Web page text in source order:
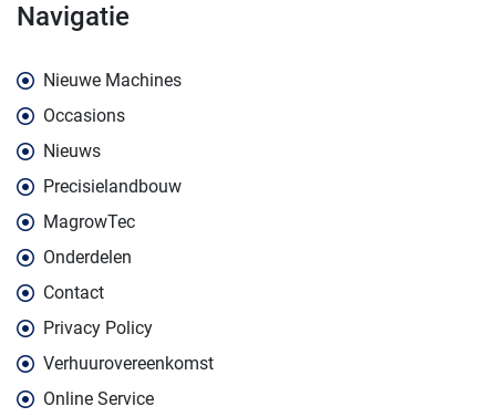
navigatie
Nieuwe Machines
Occasions
Nieuws
Precisielandbouw
MagrowTec
Onderdelen
Contact
Privacy Policy
Verhuurovereenkomst
Online Service